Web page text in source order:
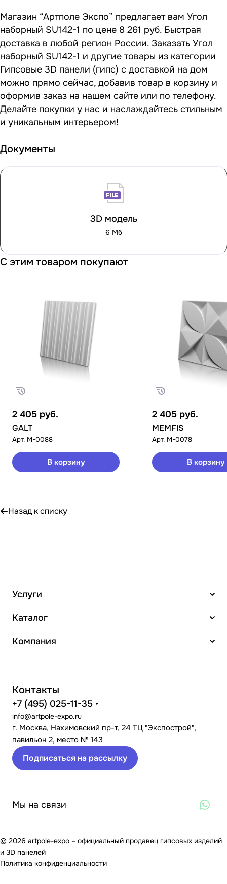
Магазин “Артполе Экспо” предлагает вам Угол
наборный SU142-1 по цене 8 261 руб. Быстрая
доставка в любой регион России. Заказать Угол
наборный SU142-1 и другие товары из категории
Гипсовые 3D панели (гипс) с доставкой на дом
можно прямо сейчас, добавив товар в корзину и
оформив заказ на нашем сайте или по телефону.
Делайте покупки у нас и наслаждайтесь стильным
и уникальным интерьером!
Документы
3D модель
6 Мб
С этим товаром покупают
2 405 руб.
GALT
Арт. M-0088
В корзину
2 405 руб.
MEMFIS
Арт. M-0078
В корзину
Назад к списку
Услуги
Каталог
Компания
Контакты
+7 (495) 025-11-35
info@artpole-expo.ru
г. Москва, Нахимовский пр-т, 24 ТЦ "Экспострой",
павильон 2, место № 143
Подписаться на рассылку
Мы на связи
© 2026 artpole-expo – официальный продавец гипсовых изделий
и 3D панелей
Политика конфиденциальности